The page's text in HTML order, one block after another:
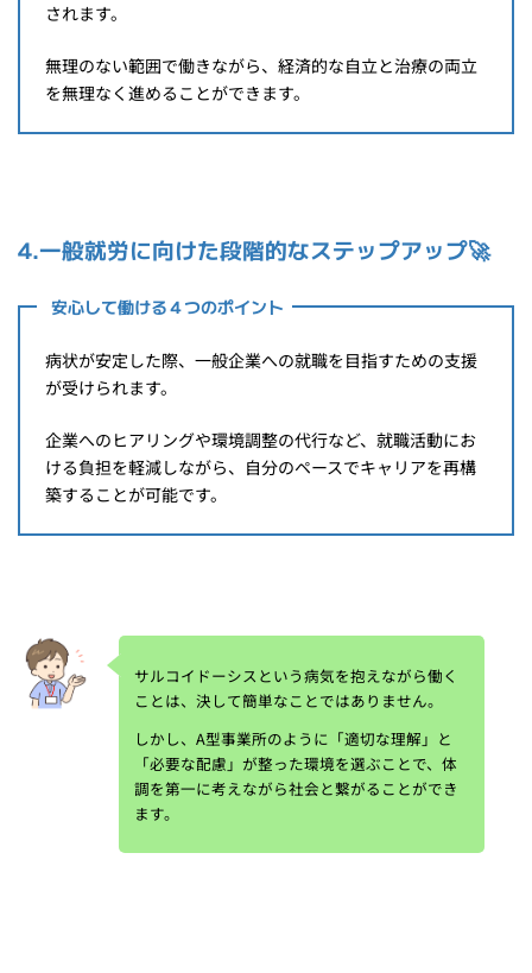
されます。
無理のない範囲で働きながら、経済的な自立と治療の両立
を無理なく進めることができます。
4.一般就労に向けた段階的なステップアップ🚀
安心して働ける４つのポイント
病状が安定した際、一般企業への就職を目指すための支援
が受けられます。
企業へのヒアリングや環境調整の代行など、就職活動にお
ける負担を軽減しながら、自分のペースでキャリアを再構
築することが可能です。
サルコイドーシスという病気を抱えながら働く
ことは、決して簡単なことではありません。
しかし、A型事業所のように「適切な理解」と
「必要な配慮」が整った環境を選ぶことで、体
調を第一に考えながら社会と繋がることができ
ます。